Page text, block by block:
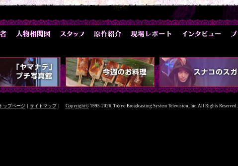
ップページ｜ サイトマップ｜ Copyright© 1995-2026, Tokyo Broadcasting System Television, Inc. All Rights Reserved.